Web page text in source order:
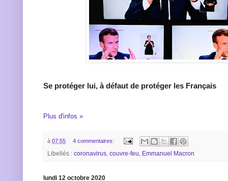
Se protéger lui, à défaut de protéger les Français
Plus d'infos »
à 07:55 4 commentaires:
Libellés : coronavirus, couvre-feu, Emmanuel Macron
lundi 12 octobre 2020